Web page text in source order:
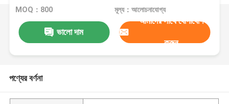
MOQ：800 মূল্য：আলোচনাযোগ্য
ভালো দাম
আমাদের সাথে যোগাযোগ
করুন
পণ্যের বর্ণনা